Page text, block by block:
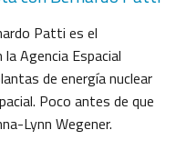
Patti es el
Agencia Espacial
de energía nuclear
Poco antes de que
Lynn Wegener.